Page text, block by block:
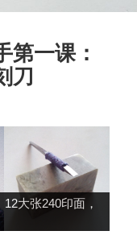
第一课：
刀
大张240印面，